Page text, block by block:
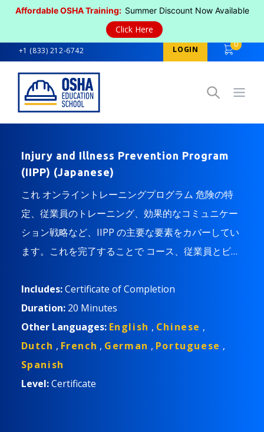
Affordable OSHA Training: Summer Discount Now Available
Click Here
+1 (833) 212-6742 LOGIN
0
Injury and Illness Prevention Program
(IIPP) (Japanese)
これ オンライントレーニングプログラム 危険の特
定、従業員のトレーニング、効果的なコミュニケー
ション戦略など、IIPP の主要な要素をカバーしてい
ます。これを完了することで コース、従業員とビジ
めの装備が整います。
Includes:Certificate of Completion
Duration: 20 Minutes
Other Languages: English , Chinese ,
Dutch , French , German , Portuguese ,
Spanish
Level:Certificate